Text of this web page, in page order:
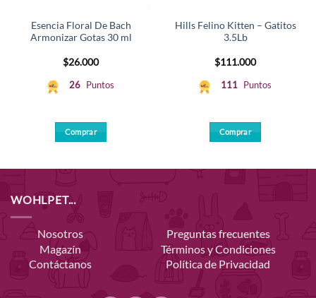
Esencia Floral De Bach
Armonizar Gotas 30 ml
$26.000
26 Puntos
Comprar
Hills Felino Kitten – Gatitos
3.5Lb
$111.000
111 Puntos
Comprar
WOHLPET...
Nosotros
Magazín
Contáctanos
Preguntas frecuentes
Términos y Condiciones
Política de Privacidad